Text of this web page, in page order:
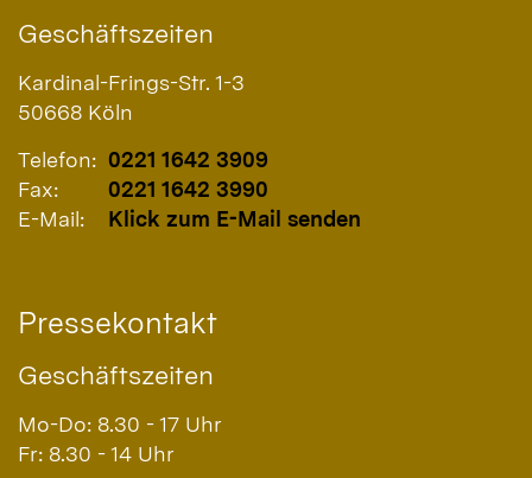
Geschäftszeiten
Kardinal-Frings-Str. 1-3
50668 Köln
Telefon: 0221 1642 3909
Fax:
0221 1642 3990
E-Mail:
Klick zum E-Mail senden
Pressekontakt
Geschäftszeiten
Mo-Do: 8.30 - 17 Uhr
Fr: 8.30 - 14 Uhr